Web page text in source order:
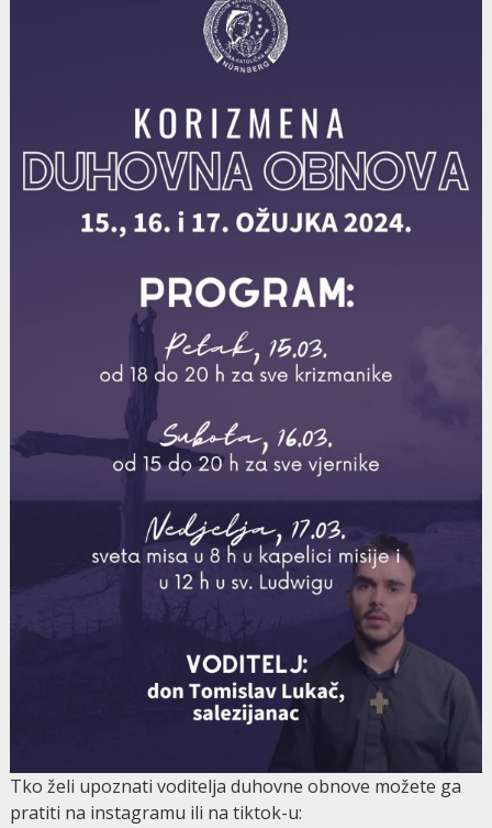
Tko želi upoznati voditelja duhovne obnove možete ga
pratiti na instagramu ili na tiktok-u: